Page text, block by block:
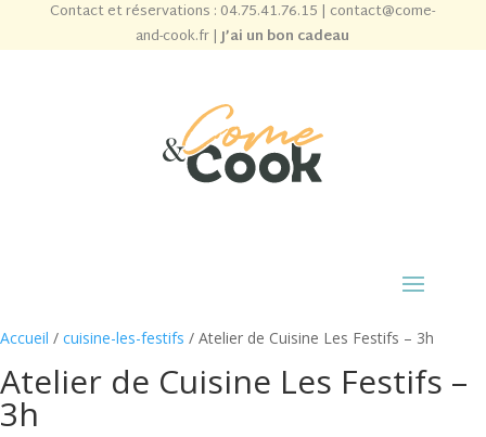
Contact et réservations : 04.75.41.76.15 | contact@come-
and-cook.fr|J’ai un bon cadeau
Accueil / cuisine-les-festifs / Atelier de Cuisine Les Festifs – 3h
Atelier de Cuisine Les Festifs –
3h